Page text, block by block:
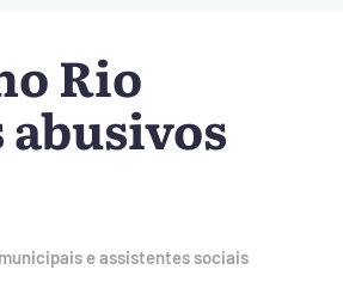
Rio
e assistentes sociais